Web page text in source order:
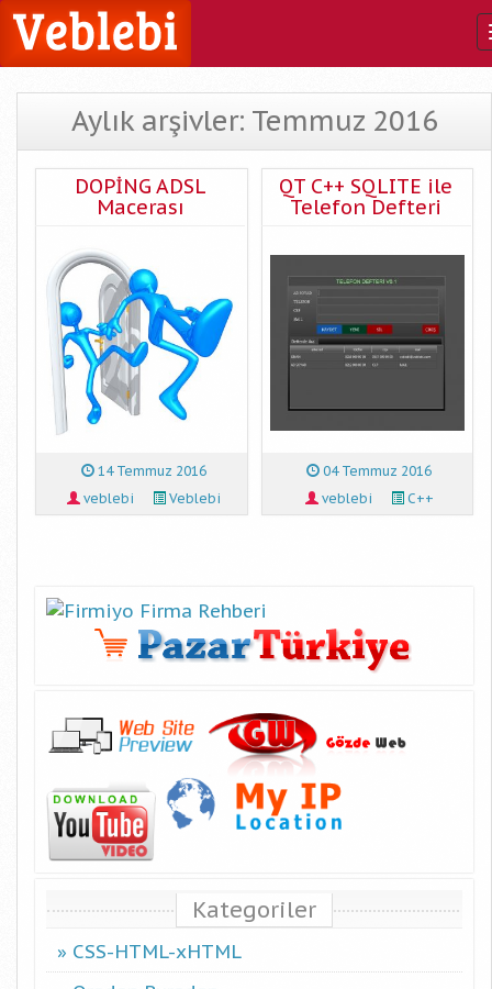
Aylık arşivler: Temmuz 2016
DOPİNG ADSL
Macerası
14 Temmuz 2016
veblebi
Veblebi
QT C++ SQLITE ile
Telefon Defteri
04 Temmuz 2016
veblebi
C++
Kategoriler
CSS-HTML-xHTML